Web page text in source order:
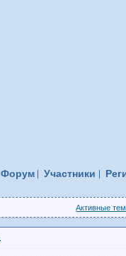
Форум Участники
Активные